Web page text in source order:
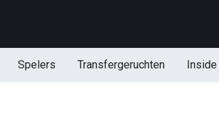
Spelers Transfergeruchten Inside